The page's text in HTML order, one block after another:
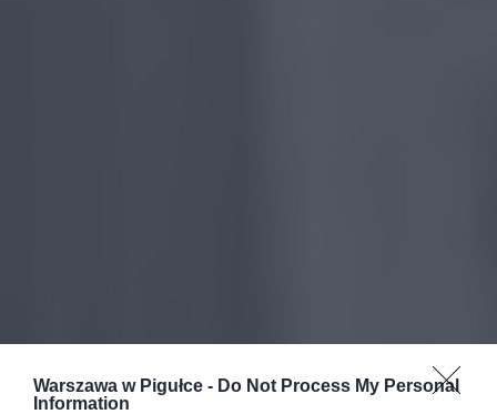
Warszawa w Pigułce - Do Not Process My Personal
Information